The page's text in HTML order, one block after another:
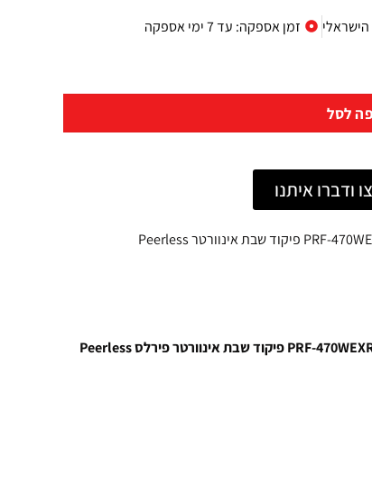
זמן אספקה: עד 7 ימי אספקה
לסל
ודברו איתנו